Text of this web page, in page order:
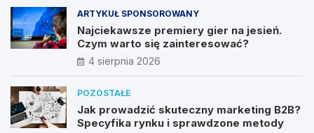
ARTYKUŁ SPONSOROWANY
Najciekawsze premiery gier na jesień.
Czym warto się zainteresować?
4 sierpnia 2026
POZOSTAŁE
Jak prowadzić skuteczny marketing B2B?
Specyfika rynku i sprawdzone metody